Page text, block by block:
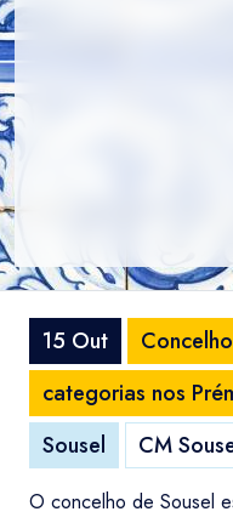
15 Out
categorias nos
Sousel
CM
O concelho de Sousel